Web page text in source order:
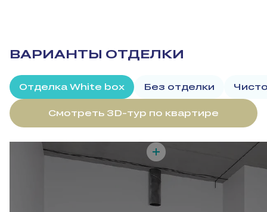
ВАРИАНТЫ ОТДЕЛКИ
Отделка White box Без отделки
Смотреть 3D-тур по квартире